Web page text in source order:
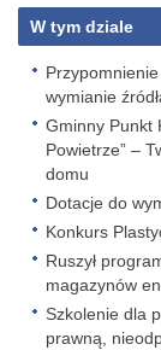
W tym dziale
wymianie
Gminny Punkt
Powietrze” –
domu
Dotacje do
Konkurs
Ruszył
magazynów
Szkolenie dla
prawną,